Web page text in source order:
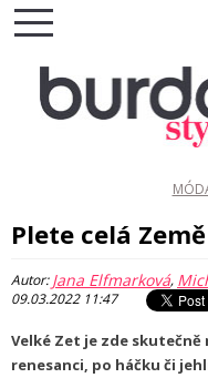
Plete celá Země
Autor:Jana Elfmarková,
09.03.2022 11:47
Velké Zet je zde skutečně
renesanci, po háčku či